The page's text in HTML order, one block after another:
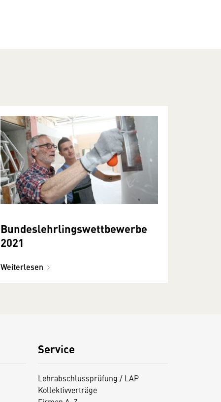
Bundeslehrlingswettbewerbe
2021
Weiterlesen
Service
Lehrabschlussprüfung / LAP
Kollektivverträge